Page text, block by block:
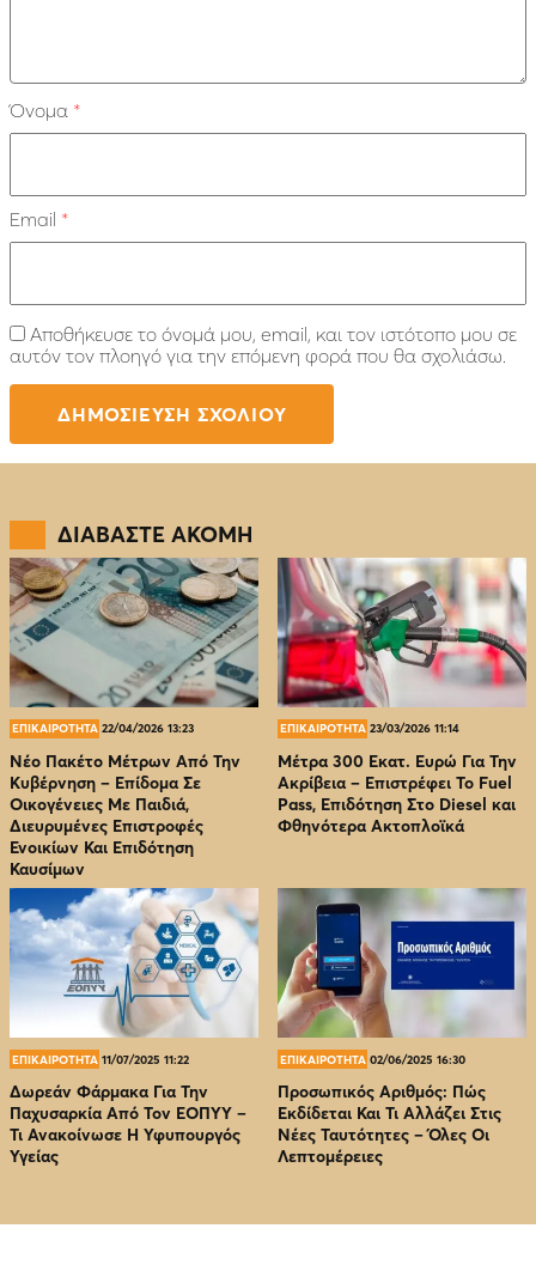
Όνομα *
Email *
Αποθήκευσε το όνομά μου, email, και τον ιστότοπο μου σε
αυτόν τον πλοηγό για την επόμενη φορά που θα σχολιάσω.
ΔΙΑΒΑΣΤΕ ΑΚΟΜΗ
ΕΠΙΚΑΙΡΟΤΗΤΑ 22/04/2026 13:23
Νέο Πακέτο Μέτρων Από Την
Κυβέρνηση – Επίδομα Σε
Οικογένειες Με Παιδιά,
Διευρυμένες Επιστροφές
Ενοικίων Και Επιδότηση
Καυσίμων
ΕΠΙΚΑΙΡΟΤΗΤΑ 23/03/2026 11:14
Μέτρα 300 Εκατ. Ευρώ Για Την
Ακρίβεια – Επιστρέφει Το Fuel
Pass, Επιδότηση Στο Diesel και
Φθηνότερα Ακτοπλοϊκά
ΕΠΙΚΑΙΡΟΤΗΤΑ 11/07/2025 11:22
Δωρεάν Φάρμακα Για Την
Παχυσαρκία Από Τον EOΠΥΥ –
Τι Ανακοίνωσε Η Υφυπουργός
Υγείας
ΕΠΙΚΑΙΡΟΤΗΤΑ 02/06/2025 16:30
Προσωπικός Αριθμός: Πώς
Εκδίδεται Και Τι Αλλάζει Στις
Νέες Ταυτότητες – Όλες Οι
Λεπτομέρειες